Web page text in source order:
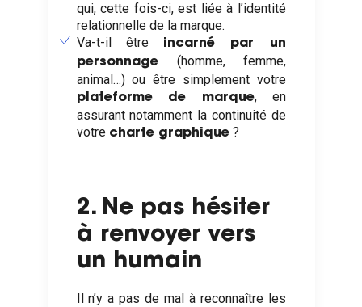
qui, cette fois-ci, est liée à l’identité
relationnelle de la marque.
Va-t-il être
incarné par un
personnage (homme, femme,
animal…) ou être simplement votre
plateforme de marque, en
assurant notamment la continuité de
votre charte graphique?
2. Ne pas hésiter
à renvoyer vers
un humain
Il n’y a pas de mal à reconnaître les